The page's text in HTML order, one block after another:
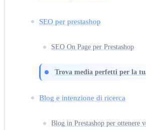
SEO per prestashop
SEO On Page per Prestashop
Trova media perfetti per la
Blog e intenzione di ricerca
Blog in Prestashop per ottenere